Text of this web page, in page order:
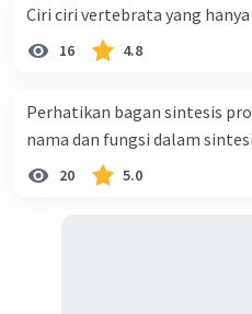
Ciri ciri vertebrata yang
16 4.8
Perhatikan bagan sintesis protein
nama dan fungsi dalam
20 5.0